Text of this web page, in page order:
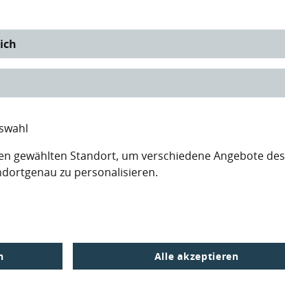
gewählten Standort, um verschiedene Angebote des
zu personalisieren.
Alle akzeptieren